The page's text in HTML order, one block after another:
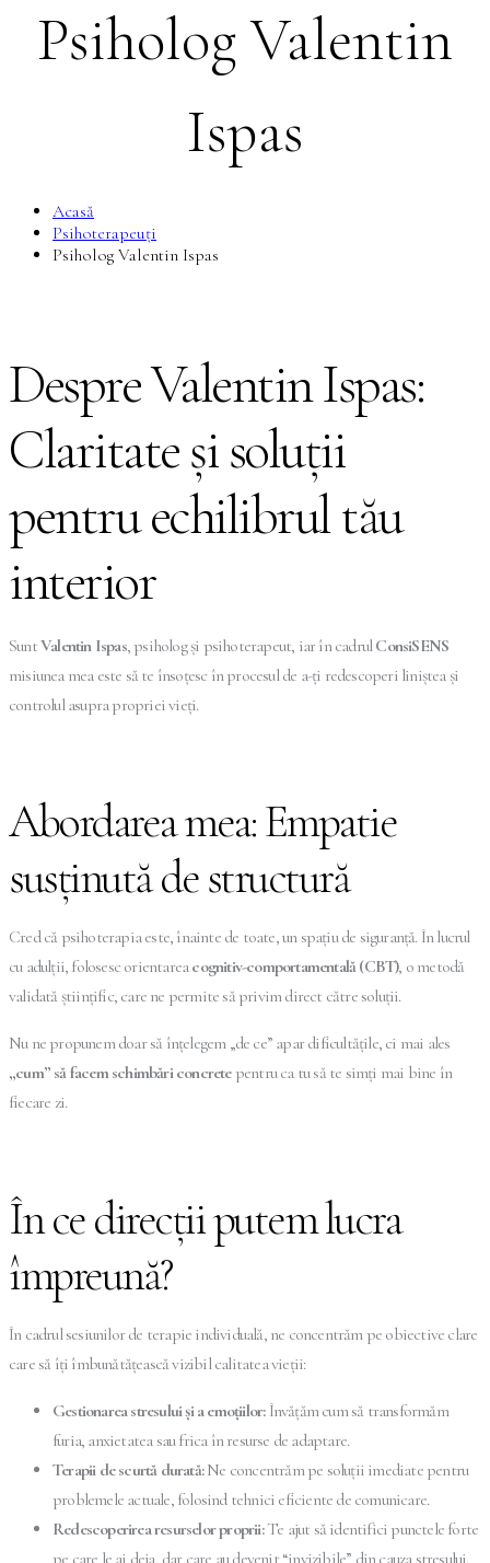
Psiholog Valentin
Ispas
Acasă
Psihoterapeuți
Psiholog Valentin Ispas
Despre Valentin Ispas:
Claritate și soluții
pentru echilibrul tău
interior
SuntValentin Ispas, psiholog și psihoterapeut, iar în cadrulConsiSENS
misiunea mea este să te însoțesc în procesul de a-ți redescoperi liniștea și
controlul asupra propriei vieți.
Abordarea mea: Empatie
susținută de structură
Cred că psihoterapia este, înainte de toate, un spațiu de siguranță. În lucrul
cu adulții, folosesc orientareacognitiv-comportamentală (CBT), o metodă
validată științific, care ne permite să privim direct către soluții.
Nu ne propunem doar să înțelegem „de ce” apar dificultățile, ci mai ales
„cum” să facem schimbări concretepentru ca tu să te simți mai bine în
fiecare zi.
În ce direcții putem lucra
împreună?
În cadrul sesiunilor de terapie individuală, ne concentrăm pe obiective clare
care să îți îmbunătățească vizibil calitatea vieții:
Gestionarea stresului și a emoțiilor:Învățăm cum să transformăm
furia, anxietatea sau frica în resurse de adaptare.
Terapii de scurtă durată:Ne concentrăm pe soluții imediate pentru
problemele actuale, folosind tehnici eficiente de comunicare.
Redescoperirea resurselor proprii:Te ajut să identifici punctele forte
pe care le ai deja, dar care au devenit “invizibile” din cauza stresului.